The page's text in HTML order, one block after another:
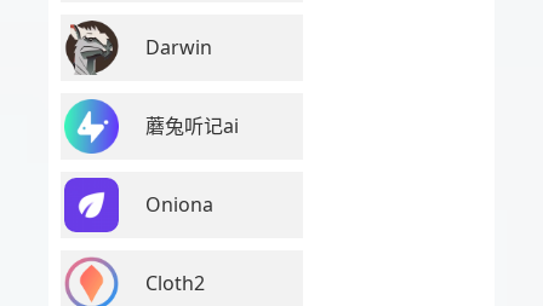
Darwin
蘑兔听记ai
Oniona
Cloth2